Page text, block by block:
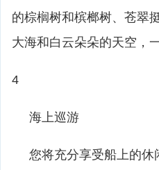
的棕榈树和槟榔树、苍翠
大海和白云朵朵的天空，
4
海上巡游
您将充分享受船上的休